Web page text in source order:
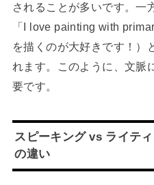
されることが多いです。一
「I love painting with
を描くのが大好きです！）
れます。このように、文脈
要です。
スピーキング vs ライテ
の違い